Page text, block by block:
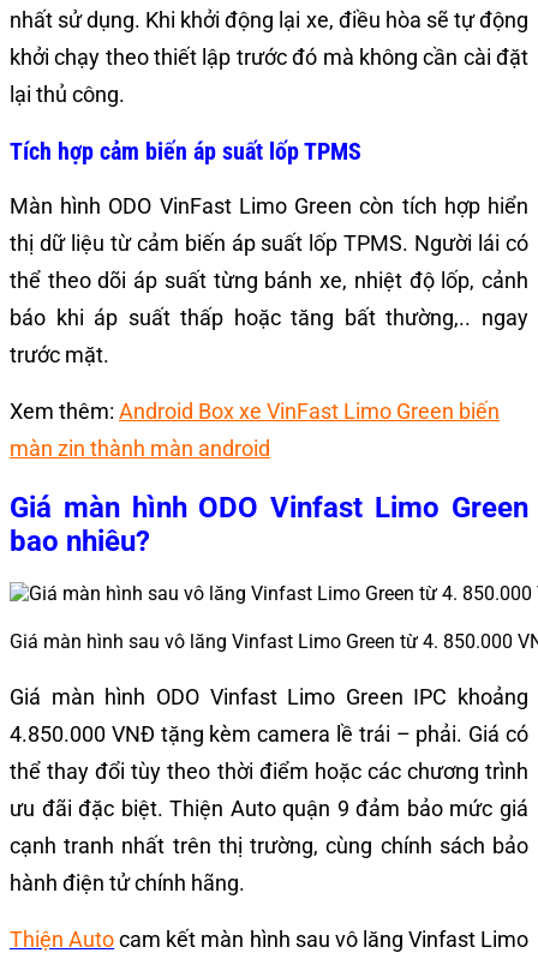
nhất sử dụng. Khi khởi động lại xe, điều hòa sẽ tự động
khởi chạy theo thiết lập trước đó mà không cần cài đặt
lại thủ công.
Tích hợp cảm biến áp suất lốp TPMS
Màn hình ODO VinFast Limo Green còn tích hợp hiển
thị dữ liệu từ cảm biến áp suất lốp TPMS. Người lái có
thể theo dõi áp suất từng bánh xe, nhiệt độ lốp, cảnh
báo khi áp suất thấp hoặc tăng bất thường,.. ngay
trước mặt.
Xem thêm: Android Box xe VinFast Limo Green biến
màn zin thành màn android
Giá màn hình ODO Vinfast Limo Green
bao nhiêu?
Giá màn hình sau vô lăng Vinfast Limo Green từ 4. 850.000
Giá màn hình ODO Vinfast Limo Green IPC khoảng
4.850.000 VNĐ tặng kèm camera lề trái – phải. Giá có
thể thay đổi tùy theo thời điểm hoặc các chương trình
ưu đãi đặc biệt.Thiện Auto quận 9 đảm bảo mức giá
cạnh tranh nhất trên thị trường, cùng chính sách bảo
hành điện tử chính hãng.
Thiện Autocam kết màn hình sau vô lăng Vinfast Limo